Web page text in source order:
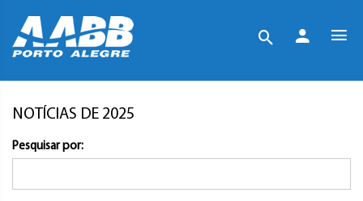
NOTÍCIAS DE 2025
Pesquisar por: